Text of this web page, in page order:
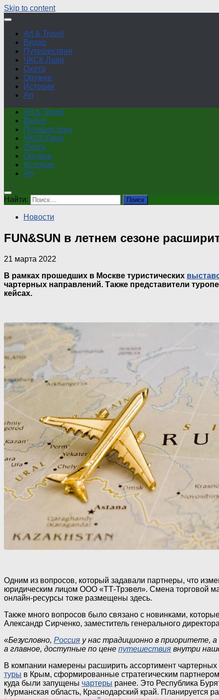
Skip to content
Art & Travel
Видео
Путешествия
ЧКСК Лаир
Охота
Оружие
Истории
Art
Art & Travel
Видео
Путешествия
ЧКСК Лаир
Охота
Оружие
Истории
Art
Найти:
Новости
FUN&SUN в летнем сезоне
21 марта 2022
В рамках прошедших в Москве туристических
чартерных направлений. Также представители
кейсах.
Одним из вопросов, который задавали партнеры, что
юридическим лицом ООО «ТТ-Трэвел». Смена торговой
онлайн-ресурсы тоже размещены здесь.
Также много вопросов было связано с новинками,
Александр Сирченко, заместитель генерального
«Безусловно, Россия у нас традиционно в приоритете,
а главное, доступные по цене путешествия внутри
В компании намерены расширить ассортимент
туры в Крым, сформированные стратегическим
куда были запущены чартеры ранее. Это Республика
Мурманская область, Краснодарский край.